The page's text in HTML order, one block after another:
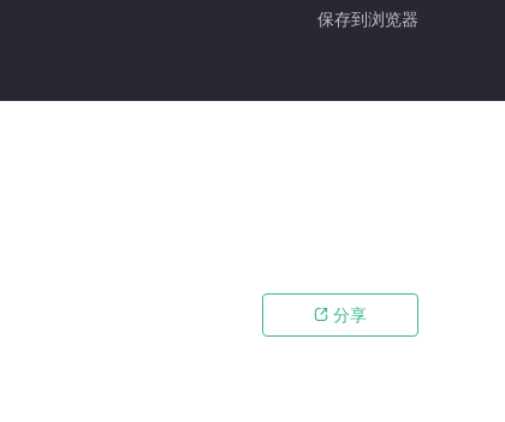
保存到浏览器
 分享